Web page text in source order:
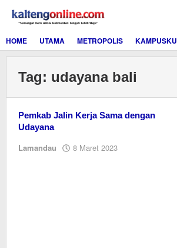
konten
HOME
UTAMA METROPOLIS KAMPUSKU
Tag: udayana bali
Pemkab Jalin Kerja Sama dengan
Udayana
Lamandau 8 Maret 2023